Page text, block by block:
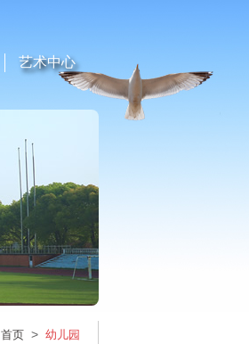
艺术中心
首页 > 幼儿园